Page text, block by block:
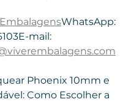
WhatsApp:
mail:
Phoenix 10mm e
Como Escolher a